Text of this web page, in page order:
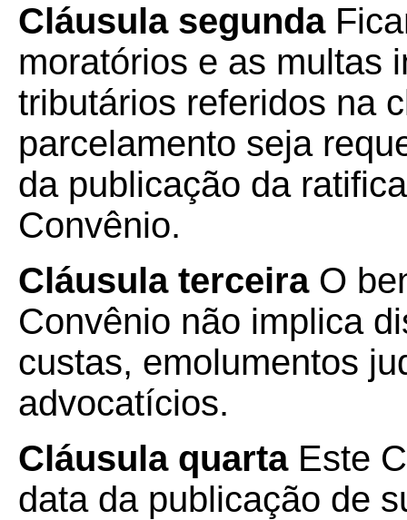
Cláusula segunda
moratórios e as multas
tributários referidos na
parcelamento seja
da publicação da
Convênio.
Cláusula terceira O
Convênio não implica
custas, emolumentos
advocatícios.
Cláusula quarta Este
data da publicação de